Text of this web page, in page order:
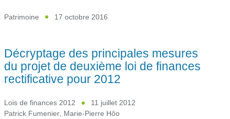
Patrimoine 17 octobre 2016
Décryptage des principales mesures
du projet de deuxième loi de finances
rectificative pour 2012
Lois de finances 2012
11 juillet 2012
Patrick Fumenier, Marie-Pierre Hôo